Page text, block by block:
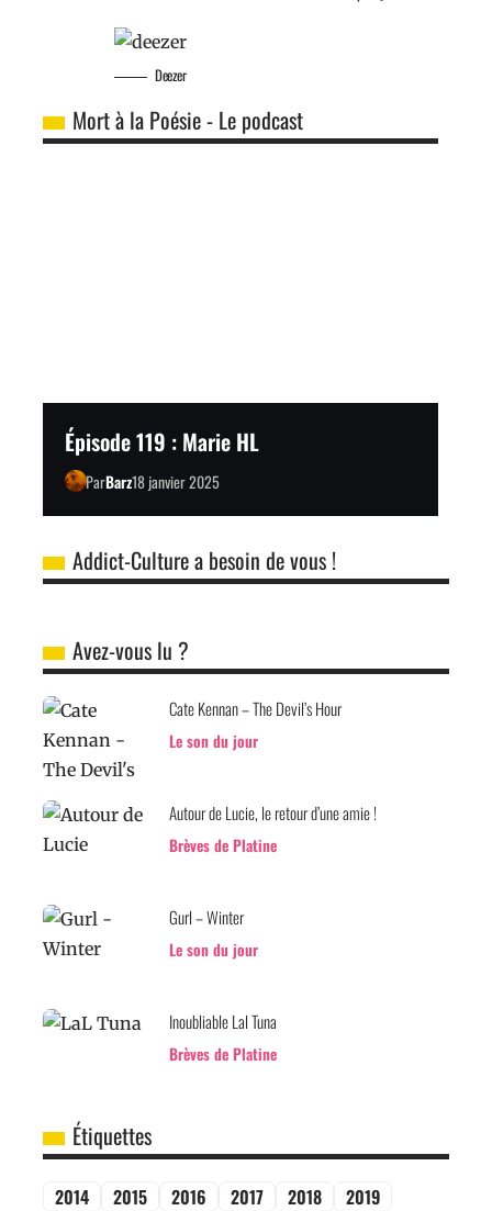
Deezer
Mort à la Poésie - Le podcast
Épisode 119 : Marie HL
ParBarz18 janvier 2025
Addict-Culture a besoin de vous !
Avez-vous lu ?
Cate Kennan – The Devil’s Hour
Le son du jour
Autour de Lucie, le retour d’une amie !
Brèves de Platine
Gurl – Winter
Le son du jour
Inoubliable Lal Tuna
Brèves de Platine
Étiquettes
2014 2015 2016 2017 2018
2019